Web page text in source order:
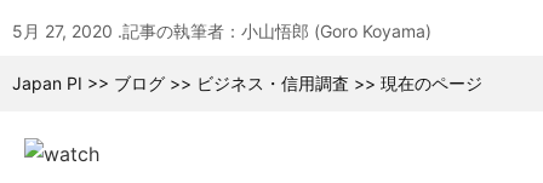
5月 27, 2020 .記事の執筆者：小山悟郎 (Goro Koyama)
Japan PI >> ブログ >> ビジネス・信用調査 >> 現在のページ